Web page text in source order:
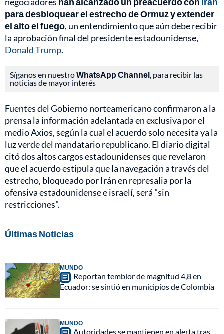
para desbloquear el estrecho de Ormuz y extender
el alto el fuego, un entendimiento que aún debe recibir
la aprobación final del presidente estadounidense,
Donald Trump.
Síganos en nuestroWhatsApp Channel, para recibir las
noticias de mayor interés
Fuentes del Gobierno norteamericano confirmaron a la
prensa la información adelantada en exclusiva por el
medio Axios, según la cual el acuerdo solo necesita ya la
luz verde del mandatario republicano. El diario digital
citó dos altos cargos estadounidenses que revelaron
que el acuerdo estipula que la navegación a través del
estrecho, bloqueado por Irán en represalia por la
ofensiva estadounidense e israelí, será "sin
restricciones".
Últimas Noticias
MUNDO
Reportan temblor de magnitud 4,8 en
Ecuador: se sintió en municipios de Colombia
MUNDO
Autoridades se mantienen en alerta tras